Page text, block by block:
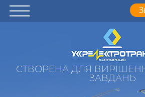
СТВОРЕНА ДЛЯ
ЗАВДАНЬ